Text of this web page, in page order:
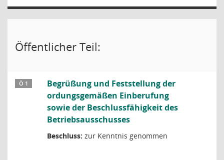
Öffentlicher Teil:
Ö 1
Begrüßung und Feststellung der
ordungsgemäßen Einberufung
sowie der Beschlussfähigkeit des
Betriebsausschusses
Beschluss: zur Kenntnis genommen